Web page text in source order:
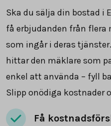
Ska du sälja din bostad i
få erbjudanden från flera
som ingår i deras
hittar den mäklare som
enkel att använda – fyll
Slipp onödiga kostnader
Få